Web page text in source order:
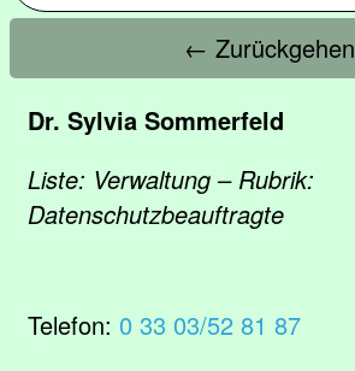
← Zurückgehen
Dr. Sylvia Sommerfeld
Liste: Verwaltung – Rubrik:
Datenschutzbeauftragte
Telefon: 0 33 03/52 81 87